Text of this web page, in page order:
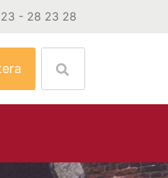
- 28 23 28